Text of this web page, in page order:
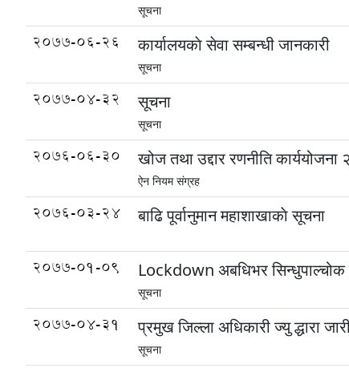
सूचना
2077-06-26 कार्यालयकाे सेवा सम्बन्धी जानकारी
सूचना
2077-04-32 सूचना
सूचना
2076-06-30 खोज तथा उद्दार रणनीति
ऐन नियम संग्रह
2076-03-24 बाढि पूर्वानुमान महाशाखाकाे सूचना
2077-01-09 Lockdown अबधिभर सिन्धुपाल्चोक
सूचना
2077-04-31 प्रमुख जिल्ला अधिकारी ज्यु द्धारा
सूचना